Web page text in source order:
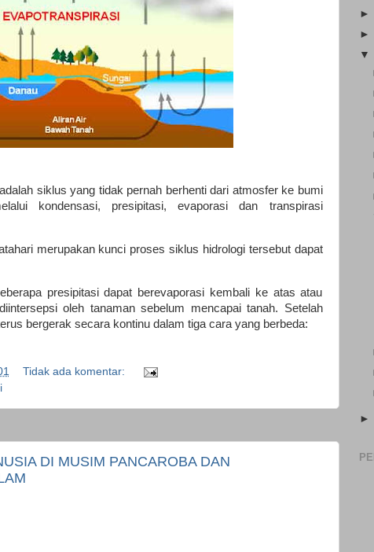
adalah siklus yang tidak pernah berhenti dari atmosfer ke bumi
kondensasi, presipitasi, evaporasi dan transpirasi
merupakan kunci proses siklus hidrologi tersebut dapat
presipitasi dapat berevaporasi kembali ke atas atau
oleh tanaman sebelum mencapai tanah. Setelah
bergerak secara kontinu dalam tiga cara yang berbeda:
Tidak ada komentar:
DI MUSIM PANCAROBA DAN
►
►
▼
►